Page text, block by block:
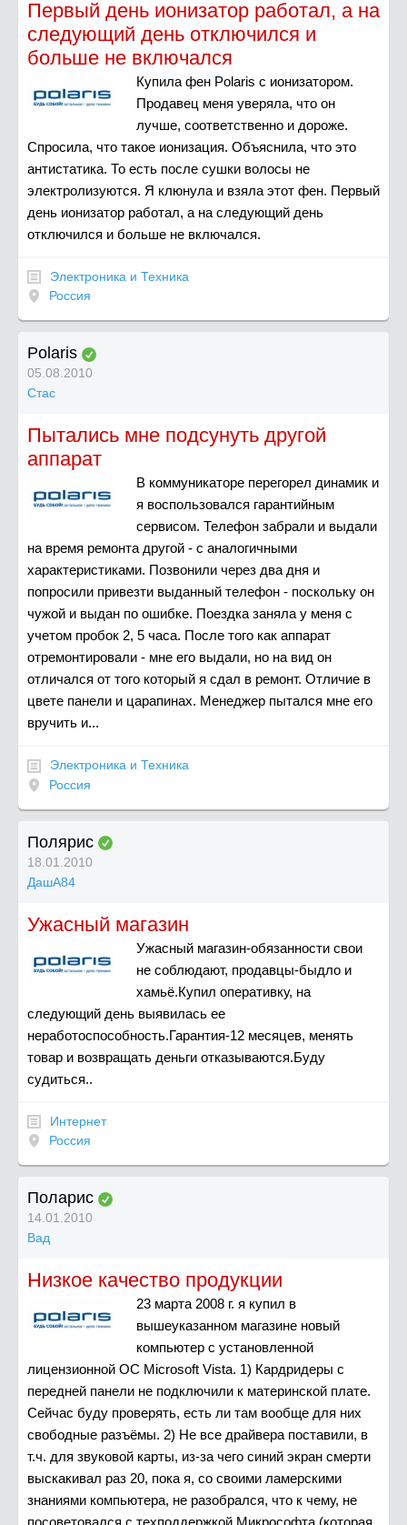
Первый день ионизатор работал, а на
следующий день отключился и
больше не включался
Купила фен Polaris c ионизатором.
Продавец меня уверяла, что он
лучше, соответственно и дороже.
Спросила, что такое ионизация. Объяснила, что это
антистатика. То есть после сушки волосы не
электролизуются. Я клюнула и взяла этот фен. Первый
день ионизатор работал, а на следующий день
отключился и больше не включался.
Электроника и Техника
Россия
Polaris
05.08.2010
Стас
Пытались мне подсунуть другой
аппарат
В коммуникаторе перегорел динамик и
я воспользовался гарантийным
сервисом. Телефон забрали и выдали
на время ремонта другой - с аналогичными
характеристиками. Позвонили через два дня и
попросили привезти выданный телефон - поскольку он
чужой и выдан по ошибке. Поездка заняла у меня с
учетом пробок 2, 5 часа. После того как аппарат
отремонтировали - мне его выдали, но на вид он
отличался от того который я сдал в ремонт. Отличие в
цвете панели и царапинах. Менеджер пытался мне его
вручить и...
Электроника и Техника
Россия
Полярис
18.01.2010
ДашА84
Ужасный магазин
Ужасный магазин-обязанности свои
не соблюдают, продавцы-быдло и
хамьё.Купил оперативку, на
следующий день выявилась ее
неработоспособность.Гарантия-12 месяцев, менять
товар и возвращать деньги отказываются.Буду
судиться..
Интернет
Россия
Поларис
14.01.2010
Вад
Низкое качество продукции
23 марта 2008 г. я купил в
вышеуказанном магазине новый
компьютер с установленной
лицензионной ОС Microsoft Vista. 1) Кардридеры с
передней панели не подключили к материнской плате.
Сейчас буду проверять, есть ли там вообще для них
свободные разъёмы. 2) Не все драйвера поставили, в
т.ч. для звуковой карты, из-за чего синий экран смерти
выскакивал раз 20, пока я, со своими ламерскими
знаниями компьютера, не разобрался, что к чему, не